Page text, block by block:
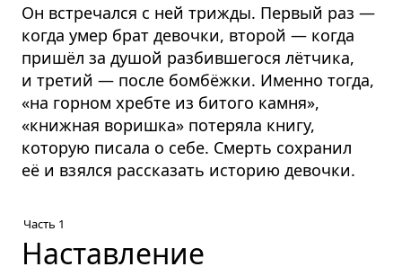
Он встречался с ней трижды. Первый раз —
когда умер брат девочки, второй — когда
пришёл за душой разбившегося лётчика,
и третий — после бомбёжки. Именно тогда,
«на горном хребте из битого камня»,
«книжная воришка» потеряла книгу,
которую писала о себе. Смерть сохранил
её и взялся рассказать историю девочки.
Часть 1
Наставление